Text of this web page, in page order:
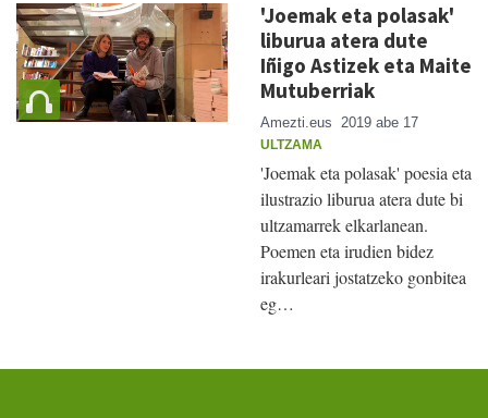
'Joemak eta polasak'
liburua atera dute
Iñigo Astizek eta Maite
Mutuberriak
Amezti.eus 2019 abe 17
ULTZAMA
'Joemak eta polasak' poesia eta
ilustrazio liburua atera dute bi
ultzamarrek elkarlanean.
Poemen eta irudien bidez
irakurleari jostatzeko gonbitea
eg…